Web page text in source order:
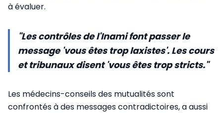
à évaluer.
"Les contrôles de l'Inami font passer le
message 'vous êtes trop laxistes'. Les cours
et tribunaux disent 'vous êtes trop stricts."
Les médecins-conseils des mutualités sont
confrontés à des messages contradictoires, a aussi